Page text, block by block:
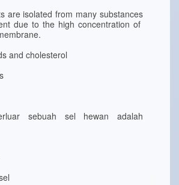
are isolated from many substances
due to the high concentration of
and cholesterol
sebuah sel hewan adalah